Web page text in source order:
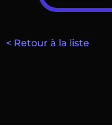
< Retour à la liste